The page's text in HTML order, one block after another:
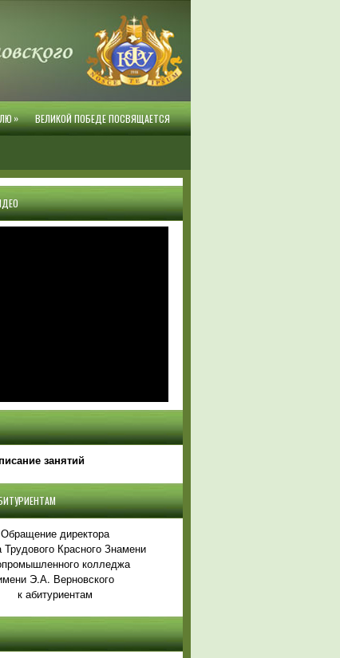
» ВЕЛИКОЙ ПОБЕДЕ ПОСВЯЩАЕТСЯ
занятий
Обращение директора
Красного Знамени
колледжа
Э.А. Верновского
к абитуриентам